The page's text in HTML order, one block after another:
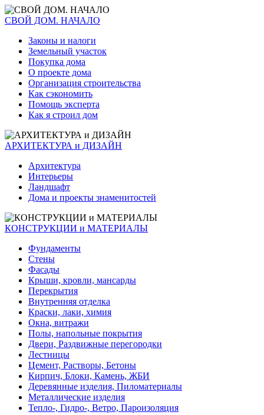
СВОЙ ДОМ. НАЧАЛО
Законы и налоги
Земельный участок
Покупка дома
О проекте дома
Организация строительства
Как сэкономить
Помощь эксперта
Как я строил дом
АРХИТЕКТУРА и ДИЗАЙН
Архитектура
Интерьеры
Ландшафт
Дома и проекты знаменитостей
КОНСТРУКЦИИ и МАТЕРИАЛЫ
Фундаменты
Стены
Фасады
Крыши, кровли, мансарды
Перекрытия
Внутренняя отделка
Краски, лаки, химия
Окна, витражи
Полы, напольные покрытия
Двери, Раздвижные перегородки
Лестницы
Цемент, Растворы, Бетоны
Кирпич, Блоки, Камень, ЖБИ
Деревянные изделия, Пиломатериалы
Металлические изделия
Тепло-, Гидро-, Ветро, Пароизоляция